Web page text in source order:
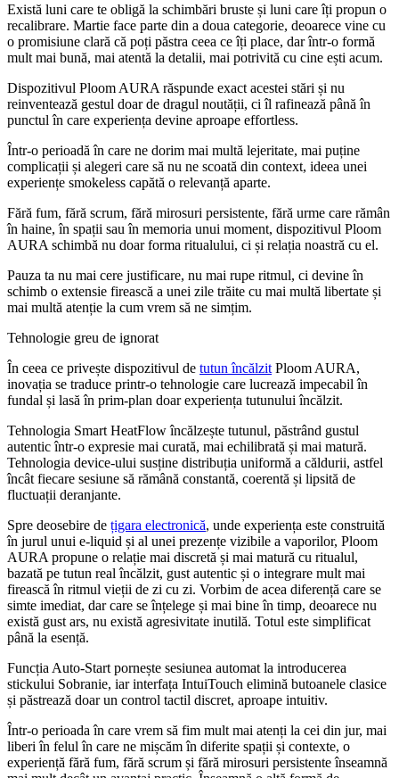
Există luni care te obligă la schimbări bruste și luni care îți propun o
recalibrare. Martie face parte din a doua categorie, deoarece vine cu
o promisiune clară că poți păstra ceea ce îți place, dar într-o formă
mult mai bună, mai atentă la detalii, mai potrivită cu cine ești acum.
Dispozitivul Ploom AURA răspunde exact acestei stări și nu
reinventează gestul doar de dragul noutății, ci îl rafinează până în
punctul în care experiența devine aproape effortless.
Într-o perioadă în care ne dorim mai multă lejeritate, mai puține
complicații și alegeri care să nu ne scoată din context, ideea unei
experiențe smokeless capătă o relevanță aparte.
Fără fum, fără scrum, fără mirosuri persistente, fără urme care rămân
în haine, în spații sau în memoria unui moment, dispozitivul Ploom
AURA schimbă nu doar forma ritualului, ci și relația noastră cu el.
Pauza ta nu mai cere justificare, nu mai rupe ritmul, ci devine în
schimb o extensie firească a unei zile trăite cu mai multă libertate și
mai multă atenție la cum vrem să ne simțim.
Tehnologie greu de ignorat
În ceea ce privește dispozitivul de tutun încălzit Ploom AURA,
inovația se traduce printr-o tehnologie care lucrează impecabil în
fundal și lasă în prim-plan doar experiența tutunului încălzit.
Tehnologia Smart HeatFlow încălzește tutunul, păstrând gustul
autentic într-o expresie mai curată, mai echilibrată și mai matură.
Tehnologia device-ului susține distribuția uniformă a căldurii, astfel
încât fiecare sesiune să rămână constantă, coerentă și lipsită de
fluctuații deranjante.
Spre deosebire de țigara electronică, unde experiența este construită
în jurul unui e-liquid și al unei prezențe vizibile a vaporilor, Ploom
AURA propune o relație mai discretă și mai matură cu ritualul,
bazată pe tutun real încălzit, gust autentic și o integrare mult mai
firească în ritmul vieții de zi cu zi. Vorbim de acea diferență care se
simte imediat, dar care se înțelege și mai bine în timp, deoarece nu
există gust ars, nu există agresivitate inutilă. Totul este simplificat
până la esență.
Funcția Auto-Start pornește sesiunea automat la introducerea
stickului Sobranie, iar interfața IntuiTouch elimină butoanele clasice
și păstrează doar un control tactil discret, aproape intuitiv.
Într-o perioada în care vrem să fim mult mai atenți la cei din jur, mai
liberi în felul în care ne mișcăm în diferite spații și contexte, o
experiență fără fum, fără scrum și fără mirosuri persistente înseamnă